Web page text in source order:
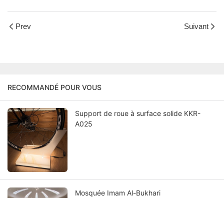
Prev Suivant
RECOMMANDÉ POUR VOUS
Support de roue à surface solide KKR-
A025
Mosquée Imam Al-Bukhari